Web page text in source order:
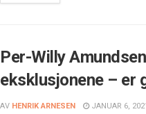
Per-Willy
eksklusjonene – er
AV HENRIK ARNESEN JANUAR 6,